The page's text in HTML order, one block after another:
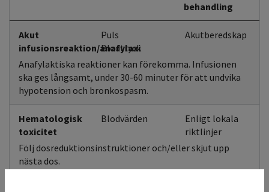
behandling
Akut
infusionsreaktion/anafylaxi
Puls
Akutberedskap
Blodtryck
Anafylaktiska reaktioner kan förekomma. Infusionen
ska ges långsamt, under 30-60 minuter för att undvika
hypotension och bronkospasm.
Hematologisk
toxicitet
Blodvärden
Enligt lokala
riktlinjer
Följ dosreduktionsinstruktioner och/eller skjut upp
nästa dos.